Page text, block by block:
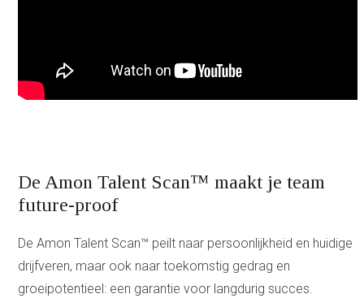
De Amon Talent Scan™ maakt je team
future-proof
De Amon Talent Scan™ peilt naar persoonlijkheid en huidige
drijfveren, maar ook naar toekomstig gedrag en
groeipotentieel: een garantie voor langdurig succes.